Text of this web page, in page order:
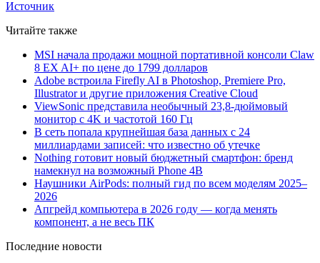
Источник
Читайте также
MSI начала продажи мощной портативной консоли Claw
8 EX AI+ по цене до 1799 долларов
Adobe встроила Firefly AI в Photoshop, Premiere Pro,
Illustrator и другие приложения Creative Cloud
ViewSonic представила необычный 23,8-дюймовый
монитор с 4K и частотой 160 Гц
В сеть попала крупнейшая база данных с 24
миллиардами записей: что известно об утечке
Nothing готовит новый бюджетный смартфон: бренд
намекнул на возможный Phone 4B
Наушники AirPods: полный гид по всем моделям 2025–
2026
Апгрейд компьютера в 2026 году — когда менять
компонент, а не весь ПК
Последние новости